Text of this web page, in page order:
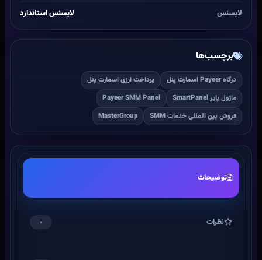
لایسنس لایسنس استاندارد
برچسب‌ها
درگاه Payeer اسمارت پنل
پرداخت ارزی اسمارت پنل
ماژول پایر SmartPanel
Payeer SMM Panel
فروش بین المللی خدمات SMM
MasterGroup
توضیحات
نظرات ۰